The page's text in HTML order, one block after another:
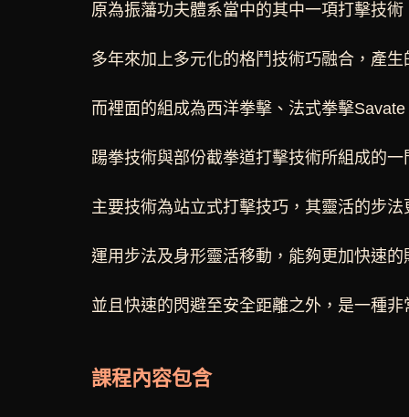
原為振藩功夫體系當中的其中一項打擊技術
多年來加上多元化的格鬥技術巧融合，產生
而裡面的組成為西洋拳擊、法式拳擊
踼拳技術與部份截拳道打擊技術所組成的一
主要技術為站立式打擊技巧，其靈活的步
運用步法及身形靈活移動，能夠更加快速
並且快速的閃避至安全距離之外，是一種
課程內容包含